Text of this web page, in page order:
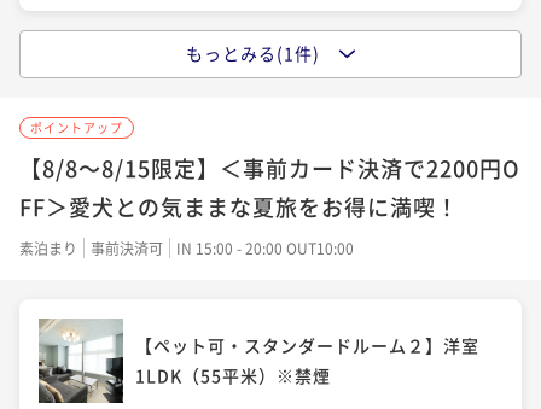
【スタンダードルーム２】洋室1LDK（60
60平米 禁煙 無料Wi-Fi
ツイン
ポイント即利用で最大7％OFF
¥33,000~
もっとみる(1件)
ポイントアップ
【8/8～8/15限定】＜事前カード決済で2200円O
FF＞愛犬との気ままな夏旅をお得に満喫！
素泊まり 事前決済可 IN 15:00 - 20:00 OUT10:00
【ペット可・スタンダードルーム２】洋室
1LDK（55平米）※禁煙